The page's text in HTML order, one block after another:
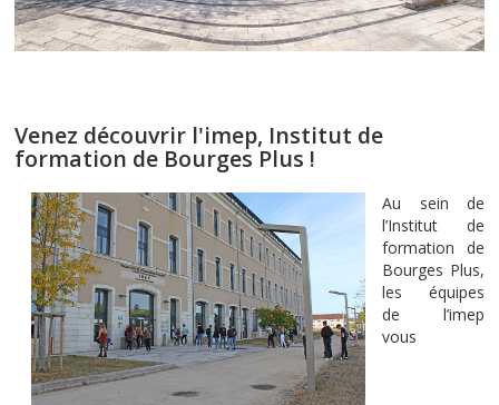
Venez découvrir l'imep, Institut de
formation de Bourges Plus !
Au sein de
l’Institut de
formation de
Bourges Plus,
les équipes
de l’imep
vous